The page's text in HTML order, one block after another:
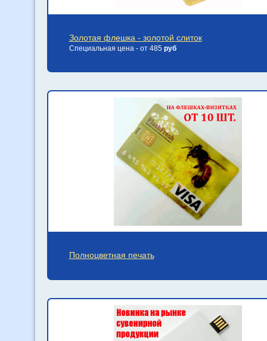
Золотая флешка - золотой слиток
Специальная цена - от 485 руб
Полноцветная печать